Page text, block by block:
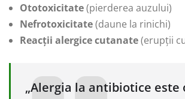
Ototoxicitate(pierderea auzului)
Nefrotoxicitate(daune la rinichi)
Reacții alergice cutanate(erupții
„Alergia la antibiotice este